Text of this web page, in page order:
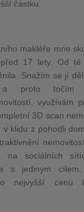
částku.
makléře mne
17 lety. Od
Snažím se jí
proto točím
využívám
3D scan
v klidu z pohodli
na sociálních
s jediným cílem.
nejvyšší cenu